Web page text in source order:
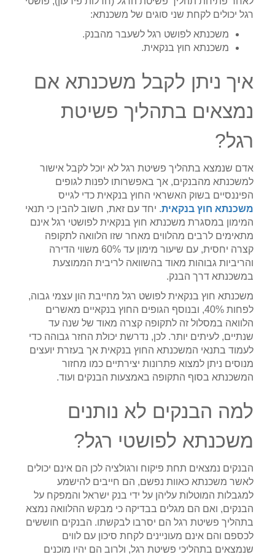
רגל יכולים לקחת שני סוגים של משכנתא:
משכנתא לפושט רגל לשעבר מהבנק.
משכנתא חוץ בנקאית.
איך ניתן לקבל משכנתא אם
נמצאים בתהליך פשיטת
רגל?
אדם שנמצא בתהליך פשיטת רגל לא יוכל לקבל אישור
למשכנתא מהבנקים, אך באפשרותו לפנות לגופים
הפיננסיים בשוק האשראי החוץ בנקאית כדי לגייס
משכנתא חוץ בנקאית. יחד עם זאת, חשוב להבין כי תנאי
המימון במסגרת משכנתא חוץ בנקאית לפושטי רגל אינם
מתאימים לרבים מהלווים מאחר שזו הלוואה לתקופה
קצרה יחסית, עם שיעור מימון עד 60% משווי הדירה
והריביות גבוהות מאוד בהשוואה לריבית הממוצעת
במשכנתא דרך הבנק.
משכנתא חוץ בנקאית לפושט רגל מחייבת הון עצמי גבוה,
לפחות 40%, ובנוסף הגופים החוץ בנקאיים מאשרים
הלוואה במסלול זה לתקופה קצרה מאוד של שנה עד
שנתיים, לעיתים יותר. לכן, נדרשת יכולת החזר גבוהה כדי
לעמוד בתנאי המשכנתא החוץ בנקאית אך בעזרת יועצים
מנוסים ניתן למצוא פתרונות יצירתיים כמו מחזור
המשכנתא בסוף התקופה באמצעות הבנקים ועוד.
למה הבנקים לא נותנים
משכנתא לפושטי רגל?
הבנקים נמצאים תחת פיקוח ורגולציה לכן הם אינם יכולים
לאשר משכנתא כאוות נפשם, הם חייבים להישמע
למגבלות המוטלות עליהן על ידי בנק ישראל והמפקח על
הבנקים, ואם הם מגלים בבדיקה כי מבקש ההלוואה נמצא
בתהליך פשיטת רגל הם יסרבו לבקשתו. הבנקים חוששים
לכספם והם אינם מעוניינים לקחת סיכון עם לווים
שנמצאים בתהליכי פשיטת רגל, ולרוב הם יהיו מוכנים